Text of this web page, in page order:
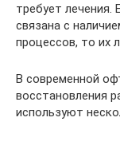
требует лечения.
связана с
процессов, то их
В современной
восстановления
используют